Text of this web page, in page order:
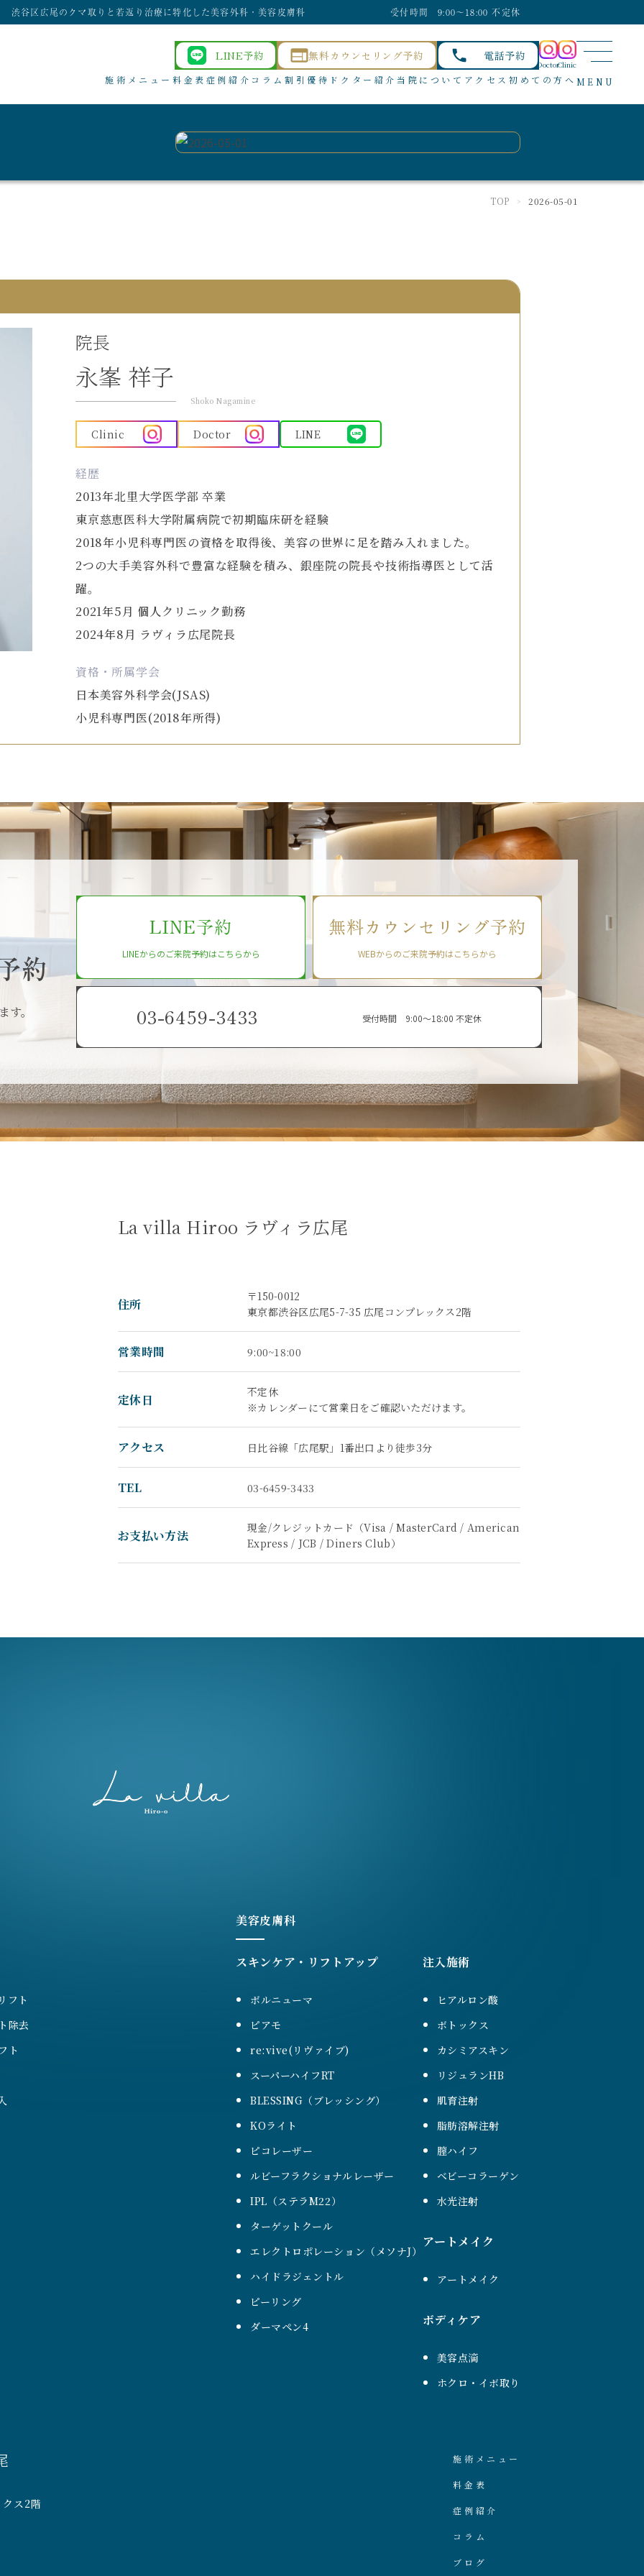
渋谷区広尾のクマ取りと若返り治療に特化した美容外科・美容皮膚科 受付時間 9:00〜18:00 不定休
LINE予約 無料カウンセリング予約 電話予約
DoctorClinic
施術メニュー 料金表 症例紹介 コラム 割引優待 ドクター紹介 当院について アクセス 初めての方へ MENU
TOP > 2026-05-01
院長
永峯 祥子
Shoko Nagamine
Clinic Doctor LINE
経歴
2013年北里大学医学部 卒業
東京慈恵医科大学附属病院で初期臨床研を経験
2018年小児科専門医の資格を取得後、美容の世界に足を踏み入れました。
2つの大手美容外科で豊富な経験を積み、銀座院の院長や技術指導医として活
躍。
2021年5月 個人クリニック勤務
2024年8月 ラヴィラ広尾院長
資格・所属学会
日本美容外科学会(JSAS)
小児科専門医(2018年所得)
約
。
LINE予約
LINEからのご来院予約はこちらから
無料カウンセリング予約
WEBからのご来院予約はこちらから
03-6459-3433 受付時間 9:00〜18:00 不定休
La villa Hiroo ラヴィラ広尾
住所
〒150-0012
東京都渋谷区広尾5-7-35 広尾コンプレックス2階
営業時間 9:00~18:00
定休日
不定休
※カレンダーにて営業日をご確認いただけます。
アクセス 日比谷線「広尾駅」1番出口より徒歩3分
TEL 03-6459-3433
お支払い方法
現金/クレジットカード（Visa / MasterCard / American
Express / JCB / Diners Club）
フト
除去
ト
美容皮膚科
スキンケア・リフトアップ
ボルニューマ
ピアモ
re:vive(リヴァイブ)
スーパーハイフRT
BLESSING（ブレッシング）
KOライト
ピコレーザー
ルビーフラクショナルレーザー
IPL（ステラM22）
ターゲットクール
エレクトロポレーション（メソナJ）
ハイドラジェントル
ピーリング
ダーマペン4
注入施術
ヒアルロン酸
ボトックス
カシミアスキン
リジュランHB
肌育注射
脂肪溶解注射
膣ハイフ
ベビーコラーゲン
水光注射
アートメイク
アートメイク
ボディケア
美容点滴
ホクロ・イボ取り
ス2階
施術メニュー
料金表
症例紹介
コラム
ブログ